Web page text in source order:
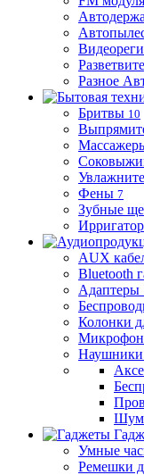
Разное
Бритвы 10
Фены 7
Зубные
AUX
Bluetooth
Адаптеры
Колонки
Наушники
Умные
Ремешки